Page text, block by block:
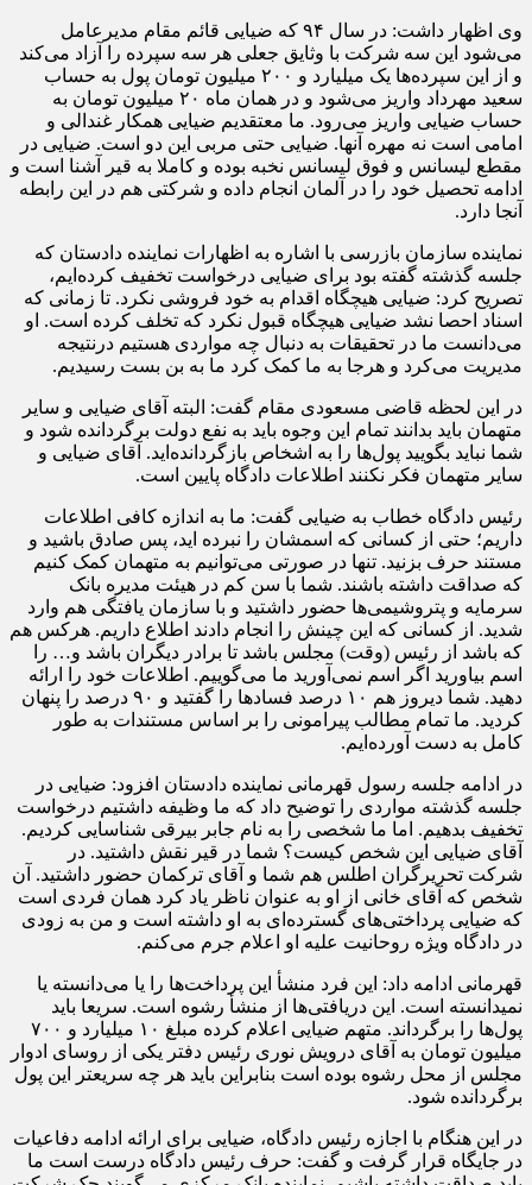
وی اظهار داشت: در سال ۹۴ که ضیایی قائم مقام مدیرعامل
می‌شود این سه شرکت با وثایق جعلی هر سه سپرده را آزاد می‌کند
و از این سپرده‌ها یک میلیارد و ۲۰۰ میلیون تومان پول به حساب
سعید مهرداد واریز می‌شود و در همان ماه ۲۰ میلیون تومان به
حساب ضیایی واریز می‌رود. ما معتقدیم ضیایی همکار غندالی و
امامی است نه مهره آنها. ضیایی حتی مربی این دو است. ضیایی در
مقطع لیسانس و فوق لیسانس نخبه بوده و کاملا به قیر آشنا است و
ادامه تحصیل خود را در آلمان انجام داده و شرکتی هم در این رابطه
آنجا دارد.
نماینده سازمان بازرسی با اشاره به اظهارات نماینده دادستان که
جلسه گذشته گفته بود برای ضیایی درخواست تخفیف کرده‌ایم،
تصریح کرد: ضیایی هیچگاه اقدام به خود فروشی نکرد. تا زمانی که
اسناد احصا نشد ضیایی هیچگاه قبول نکرد که تخلف کرده است. او
می‌دانست ما در تحقیقات به دنبال چه مواردی هستیم درنتیجه
مدیریت می‌کرد و هرجا به ما کمک کرد ما به بن بست رسیدیم.
در این لحظه قاضی مسعودی مقام گفت: البته آقای ضیایی و سایر
متهمان باید بدانند تمام این وجوه باید به نفع دولت برگردانده شود و
شما نباید بگویید پول‌ها را به اشخاص بازگردانده‌اید. آقای ضیایی و
سایر متهمان فکر نکنند اطلاعات دادگاه پایین است.
رئیس دادگاه خطاب به ضیایی گفت: ما به اندازه کافی اطلاعات
داریم؛ حتی از کسانی که اسمشان را نبرده اید، پس صادق باشید و
مستند حرف بزنید. تنها در صورتی می‌توانیم به متهمان کمک کنیم
که صداقت داشته باشند. شما با سن کم در هیئت مدیره بانک
سرمایه و پتروشیمی‌ها حضور داشتید و با سازمان یافتگی هم وارد
شدید. از کسانی که این چینش را انجام دادند اطلاع داریم. هرکس هم
که باشد از رئیس (وقت) مجلس باشد تا برادر دیگران باشد و… را
اسم بیاورید اگر اسم نمی‌آورید ما می‌گوییم. اطلاعات خود را ارائه
دهید. شما دیروز هم ۱۰ درصد فساد‌ها را گفتید و ۹۰ درصد را پنهان
کردید. ما تمام مطالب پیرامونی را بر اساس مستندات به طور
کامل به دست آورده‌ایم.
در ادامه جلسه رسول قهرمانی نماینده دادستان افزود: ضیایی در
جلسه گذشته مواردی را توضیح داد که ما وظیفه داشتیم درخواست
تخفیف بدهیم. اما ما شخصی را به نام جابر بیرقی شناسایی کردیم.
آقای ضیایی این شخص کیست؟ شما در قیر نقش داشتید. در
شرکت تحریرگران اطلس هم شما و آقای ترکمان حضور داشتید. آن
شخص که آقای خانی از او به عنوان ناظر یاد کرد همان فردی است
که ضیایی پرداختی‌های گسترده‌ای به او داشته است و من به زودی
در دادگاه ویژه روحانیت علیه او اعلام جرم می‌کنم.
قهرمانی ادامه داد: این فرد منشأ این پرداخت‌ها را یا می‌دانسته یا
نمیدانسته است. این دریافتی‌ها از منشأ رشوه است. سریعا باید
پول‌ها را برگرداند. متهم ضیایی اعلام کرده مبلغ ۱۰ میلیارد و ۷۰۰
میلیون تومان به آقای درویش نوری رئیس دفتر یکی از روسای ادوار
مجلس از محل رشوه بوده است بنابراین باید هر چه سریعتر این پول
برگردانده شود.
در این هنگام با اجازه رئیس دادگاه، ضیایی برای ارائه ادامه دفاعیات
در جایگاه قرار گرفت و گفت: حرف رئیس دادگاه درست است ما